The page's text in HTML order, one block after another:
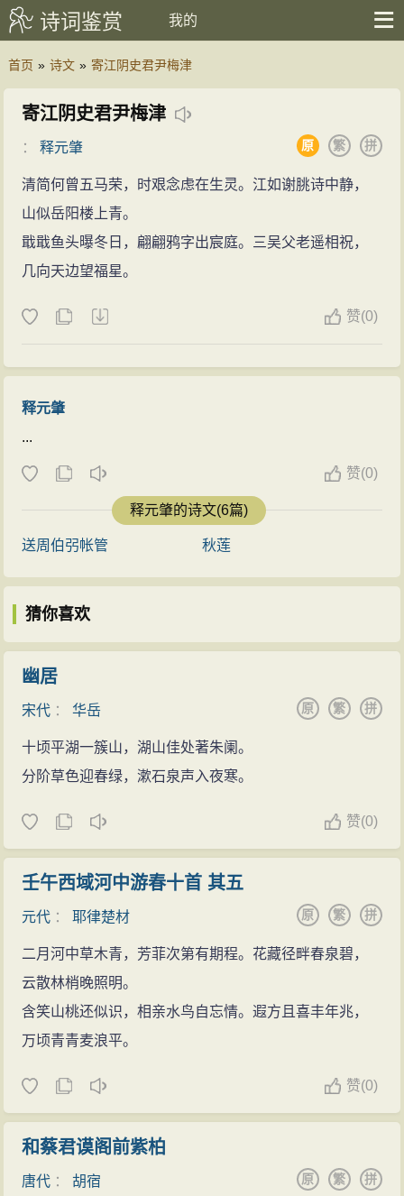
诗词鉴赏 我的
首页 » 诗文 » 寄江阴史君尹梅津
寄江阴史君尹梅津
：释元肇 拼
繁
原
清简何曾五马荣，时艰念虑在生灵。江如谢朓诗中静，
山似岳阳楼上青。
戢戢鱼头曝冬日，翩翩鸦字出宸庭。三吴父老遥相祝，
几向天边望福星。
赞(0)
释元肇
...
赞(0)
释元肇的诗文(6篇)
送周伯弜帐管 秋莲
猜你喜欢
幽居
宋代 ：华岳 拼
繁
原
十顷平湖一簇山，湖山佳处著朱阑。
分阶草色迎春绿，漱石泉声入夜寒。
赞(0)
壬午西域河中游春十首 其五
元代 ：耶律楚材 拼
繁
原
二月河中草木青，芳菲次第有期程。花藏径畔春泉碧，
云散林梢晚照明。
含笑山桃还似识，相亲水鸟自忘情。遐方且喜丰年兆，
万顷青青麦浪平。
赞(0)
和蔡君谟阁前紫柏
唐代 ：胡宿 拼
繁
原